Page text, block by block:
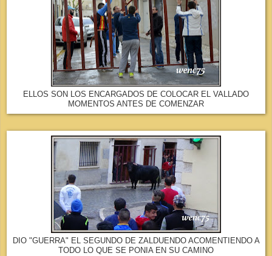
ELLOS SON LOS ENCARGADOS DE COLOCAR EL VALLADO
MOMENTOS ANTES DE COMENZAR
DIO "GUERRA" EL SEGUNDO DE ZALDUENDO ACOMENTIENDO A
TODO LO QUE SE PONIA EN SU CAMINO